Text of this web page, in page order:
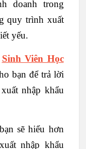
doanh trong
quy trình xuất
yếu.
Sinh Viên Học
bạn để trả lời
nhập khẩu
sẽ hiểu hơn
nhập khẩu